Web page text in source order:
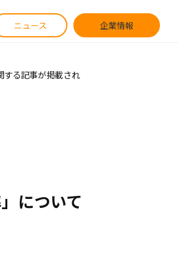
ニュース 企業情報
する記事が掲載され
について